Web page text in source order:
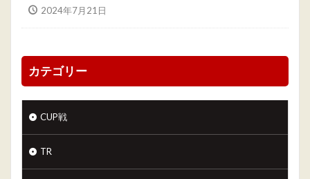
2024年7月21日
カテゴリー
CUP戦
TR